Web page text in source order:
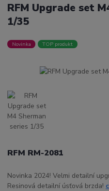
RFM Upgrade set
1/35
Novinka TOP produkt
RFM RM-2081
Novinka 2024! Velmi detailní
Resinová detailní úsťová brzda!